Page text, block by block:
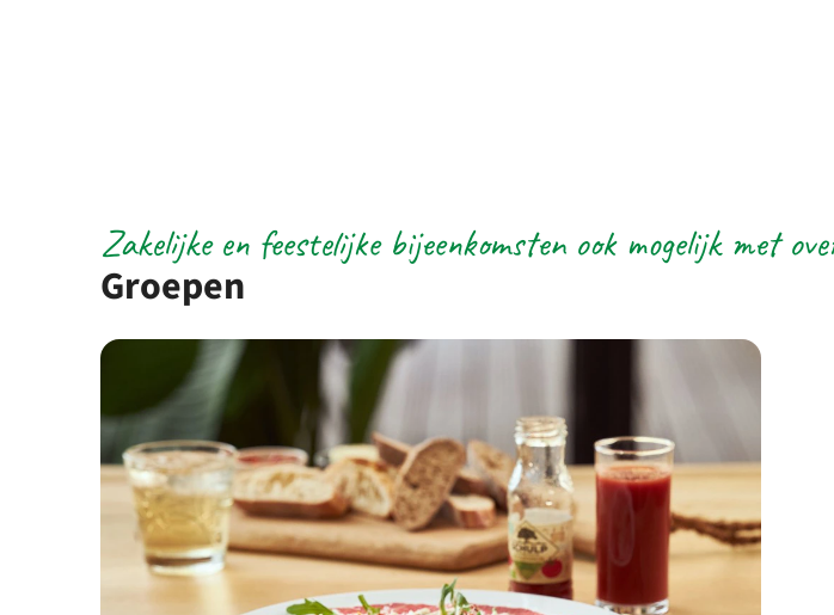
Groepen
Zakelijke en feestelijke bijeenkomsten ook mogelijk met